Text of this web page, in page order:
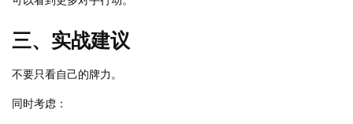
三、实战建议
不要只看自己的牌力。
同时考虑：